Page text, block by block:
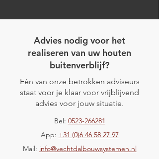
Project Tuitjenhorn
Advies nodig voor het
realiseren van uw houten
buitenverblijf?
Eén van onze betrokken adviseurs
staat voor je klaar voor vrijblijvend
advies voor jouw situatie.
Bel: 0523-266281
App: +31 (0)6 46 58 27 97
Mail: info@vechtdalbouwsystemen.nl